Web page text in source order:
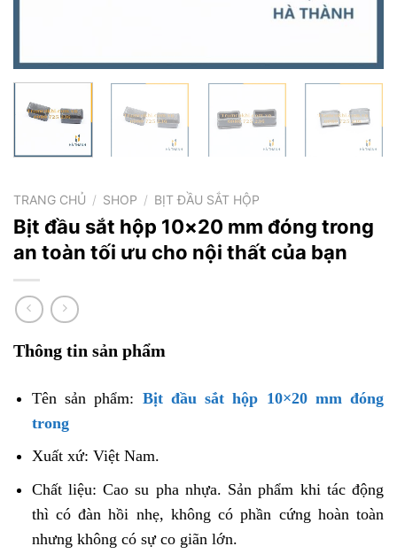
TRANG CHỦ / SHOP / BỊT ĐẦU SẮT HỘP
Bịt đầu sắt hộp 10×20 mm đóng trong
an toàn tối ưu cho nội thất của bạn
Thông tin sản phẩm
Tên sản phẩm: Bịt đầu sắt hộp 10×20 mm đóng
trong
Xuất xứ: Việt Nam.
Chất liệu: Cao su pha nhựa. Sản phẩm khi tác động
thì có đàn hồi nhẹ, không có phần cứng hoàn toàn
nhưng không có sự co giãn lớn.